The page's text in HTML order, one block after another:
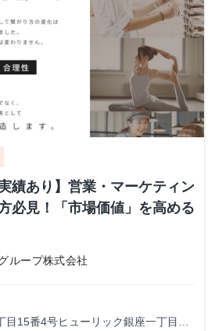
績あり】営業・マーケティン
必見！「市場価値」を高める
ループ株式会社
15番4号ヒューリック銀座一丁目昭